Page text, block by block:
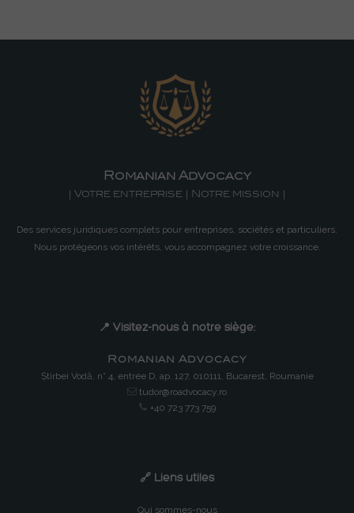
Romanian Advocacy
| Votre entreprise | Notre mission |
Des services juridiques complets pour entreprises, sociétés et particuliers.
Nous protégeons vos intérêts, vous accompagnez votre croissance.
📍 Visitez-nous à notre siège:
Romanian Advocacy
Știrbei Vodă, n° 4, entrée D, ap. 127, 010111, Bucarest, Roumanie
tudor@roadvocacy.ro
+40 723 773 759
🔗 Liens utiles
Qui sommes-nous